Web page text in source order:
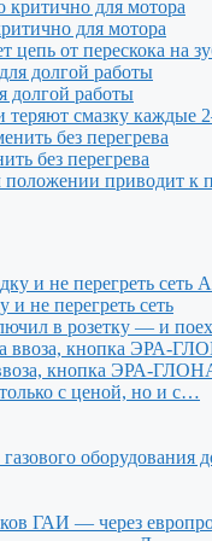
для мотора
от перескока на
долгой работы
смазку каждые
без перегрева
приводит к
и не перегреть сеть
в розетку — и
ввоза, кнопка ЭРА-
с ценой, но и с…
ГАИ — через